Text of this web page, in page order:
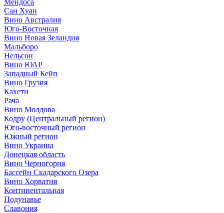
Сан Хуан
Вино Австралия
Юго-Восточная
Вино Новая Зеландия
Мальборо
Нельсон
Вино ЮАР
Западный Кейп
Вино Грузия
Кахети
Рача
Вино Молдова
Кодру (Центральный регион)
Юго-восточный регион
Южный регион
Вино Украина
Донецкая область
Вино Черногория
Бассейн Скадарского Озера
Вино Хорватия
Континентальная
Подунавье
Славония